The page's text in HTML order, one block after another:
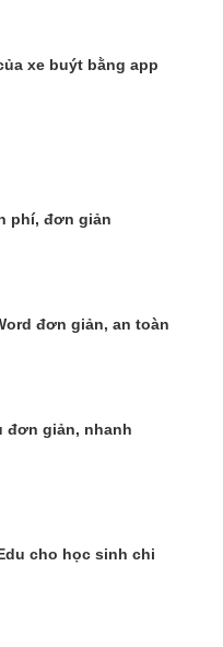
xe buýt bằng app
phí, đơn giản
đơn giản, an toàn
đơn giản, nhanh
cho học sinh chi